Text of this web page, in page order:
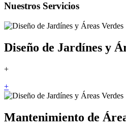
Nuestros Servicios
Diseño de Jardínes y
+
+
Mantenimiento de